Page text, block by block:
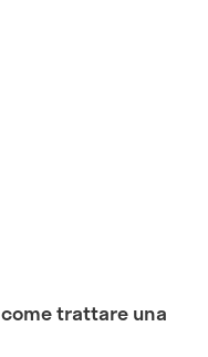
trattare una